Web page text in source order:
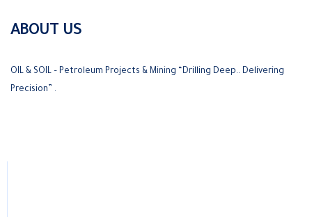
ABOUT US
OIL & SOIL – Petroleum Projects & Mining “Drilling Deep.. Delivering
Precision” .